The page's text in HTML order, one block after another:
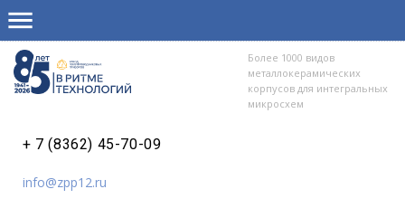
Более 1000 видов
металлокерамических
корпусов для интегральных
микросхем
+ 7 (8362) 45-70-09
info@zpp12.ru